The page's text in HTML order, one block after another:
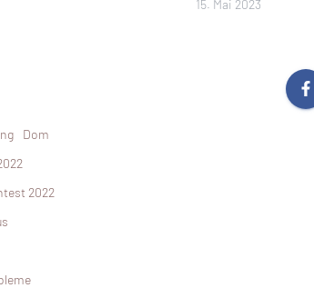
15. Mai 2023
Dom
2022